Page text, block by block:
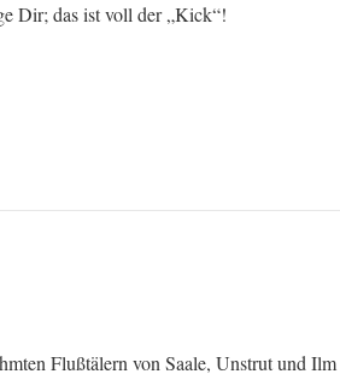
Dir; das ist voll der „Kick“!
Flußtälern von Saale, Unstrut und Ilm